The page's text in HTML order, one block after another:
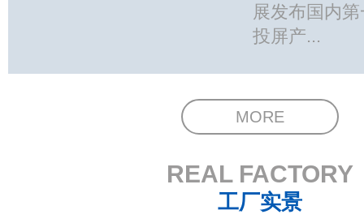
展发布国内
投屏产...
MORE
REAL FACTORY
工厂实景